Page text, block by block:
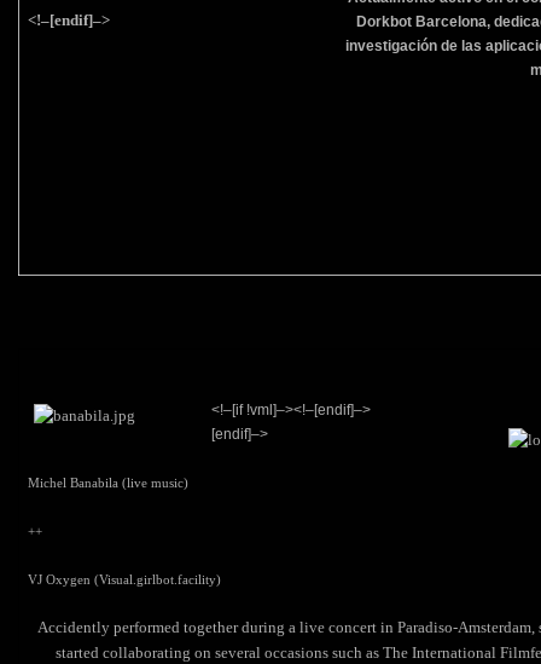
<!–[endif]–>
Dorkbot Barcelona,
investigación de las
<!–[if !vml]–><!–[endif]–>
[endif]–>
Michel Banabila (live music)
++
VJ Oxygen (Visual.girlbot.facility)
Accidently performed together during a live concert in Paradiso-Amsterdam,
started collaborating on several occasions such as The International